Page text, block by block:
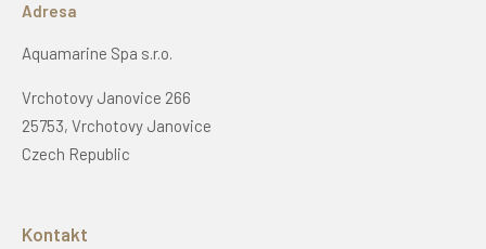
Adresa
Aquamarine Spa s.r.o.
Vrchotovy Janovice 266
25753, Vrchotovy Janovice
Czech Republic
Kontakt